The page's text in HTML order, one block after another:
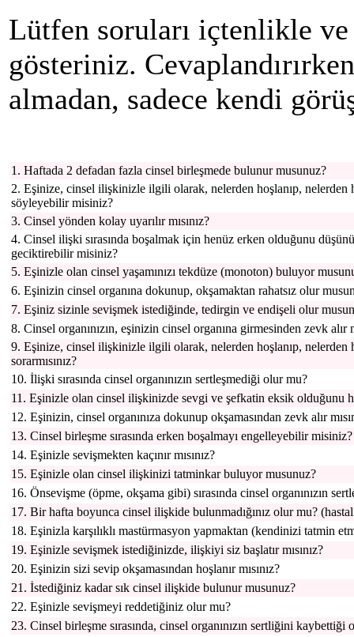
Lütfen soruları içtenlikle ve
gösteriniz.
almadan, sadece kendi
1. Haftada 2 defadan fazla cinsel birleşmede bulunur musunuz?
2. Eşinize, cinsel ilişkinizle ilgili olarak, nelerden hoşlanıp, nelerden
söyleyebilir misiniz?
3. Cinsel yönden kolay uyarılır mısınız?
4. Cinsel ilişki sırasında boşalmak için henüz erken olduğunu
geciktirebilir misiniz?
5. Eşinizle olan cinsel yaşamınızı tekdüze (monoton) buluyor
6. Eşinizin cinsel organına dokunup, okşamaktan rahatsız olur
7. Eşiniz sizinle sevişmek istediğinde, tedirgin ve endişeli olur
8. Cinsel organınızın, eşinizin cinsel organına girmesinden zevk alır
9. Eşinize, cinsel ilişkinizle ilgili olarak, nelerden hoşlanıp, nelerden
sorarmısınız?
10. İlişki sırasında cinsel organınızın sertleşmediği olur mu?
11. Eşinizle olan cinsel ilişkinizde sevgi ve şefkatin eksik olduğunu
12. Eşinizin, cinsel organınıza dokunup okşamasından zevk alır
13. Cinsel birleşme sırasında erken boşalmayı engelleyebilir misiniz?
14. Eşinizle sevişmekten kaçınır mısınız?
15. Eşinizle olan cinsel ilişkinizi tatminkar buluyor musunuz?
16. Önsevişme (öpme, okşama gibi) sırasında cinsel organınızın
17. Bir hafta boyunca cinsel ilişkide bulunmadığınız olur mu?
18. Eşinizla karşılıklı mastürmasyon yapmaktan (kendinizi tatmin
19. Eşinizle sevişmek istediğinizde, ilişkiyi siz başlatır mısınız?
20. Eşinizin sizi sevip okşamasından hoşlanır mısınız?
21. İstediğiniz kadar sık cinsel ilişkide bulunur musunuz?
22. Eşinizle sevişmeyi reddetiğiniz olur mu?
23. Cinsel birleşme sırasında, cinsel organınızın sertliğini kaybettiği